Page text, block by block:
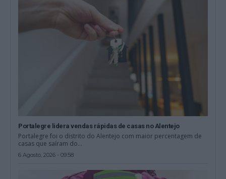
Portalegre lidera vendas rápidas de casas no Alentejo
Portalegre foi o distrito do Alentejo com maior percentagem de
casas que saíram do...
6 Agosto, 2026 - 09:58